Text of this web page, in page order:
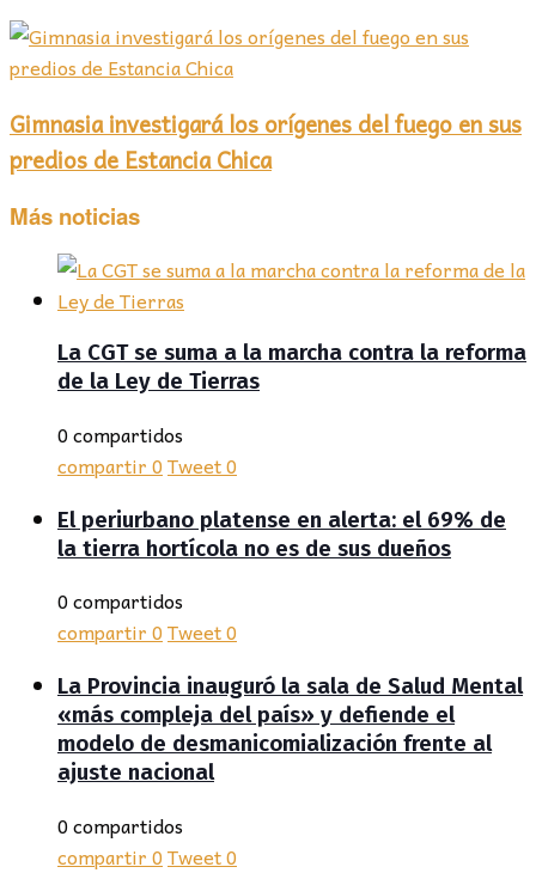
Gimnasia investigará los orígenes del fuego en sus
predios de Estancia Chica
Más noticias
La CGT se suma a la marcha contra la reforma
de la Ley de Tierras
0 compartidos
compartir0Tweet0
El periurbano platense en alerta: el 69% de
la tierra hortícola no es de sus dueños
0 compartidos
compartir0Tweet0
La Provincia inauguró la sala de Salud Mental
«más compleja del país» y defiende el
modelo de desmanicomialización frente al
ajuste nacional
0 compartidos
compartir0Tweet0